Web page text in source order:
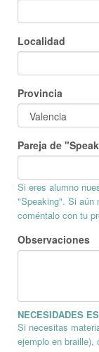
Localidad
Provincia
Pareja de
Si eres alumno
"Speaking". Si aún
coméntalo con tu
Observaciones
NECESIDADES
Si necesitas
ejemplo en